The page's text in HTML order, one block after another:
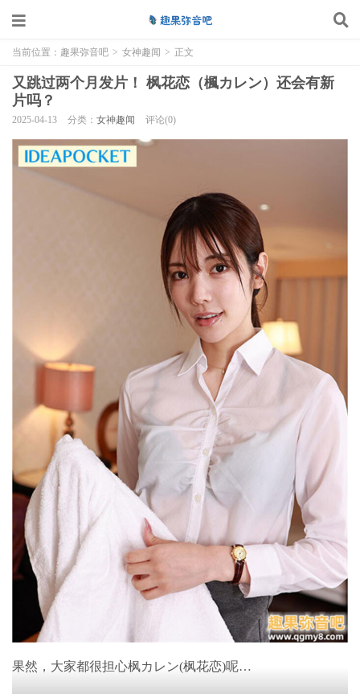
当前位置： 趣果弥音吧 > 女神趣闻 > 正文
又跳过两个月发片！ 枫花恋（楓カレン）还会有新
片吗？
2025-04-13 分类： 女神趣闻 评论(0)
果然，大家都很担心枫カレン(枫花恋)呢…